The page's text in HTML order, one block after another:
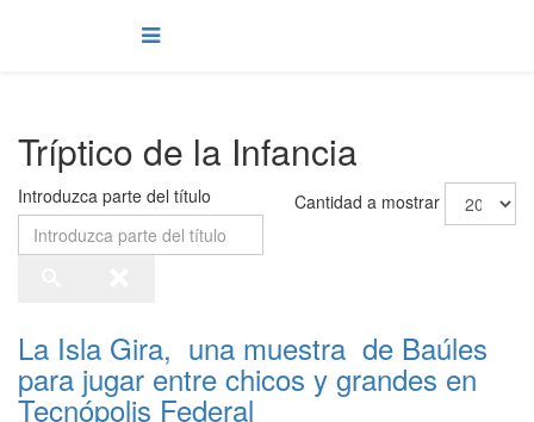
Tríptico de la Infancia
Introduzca parte del título Cantidad a mostrar
La Isla Gira, una muestra de Baúles
para jugar entre chicos y grandes en
Tecnópolis Federal